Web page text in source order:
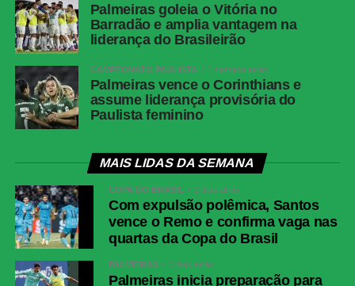
Palmeiras goleia o Vitória no
Barradão e amplia vantagem na
liderança do Brasileirão
CAMPEONATO PAULISTA 1 semana atrás
Palmeiras vence o Corinthians e
assume liderança provisória do
Paulista feminino
MAIS LIDAS DA SEMANA
COPA DO BRASIL 2 dias atrás
Com expulsão polêmica, Santos
vence o Remo e confirma vaga nas
quartas da Copa do Brasil
PALMEIRAS 3 dias atrás
Palmeiras inicia preparação para